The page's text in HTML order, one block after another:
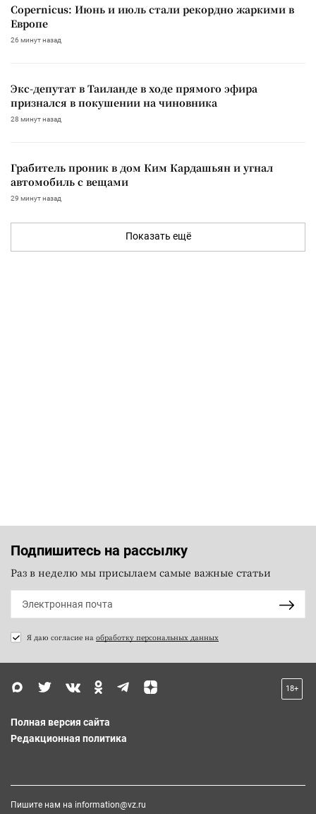
Copernicus: Июнь и июль стали рекордно жаркими в
Европе
26 минут назад
Экс-депутат в Таиланде в ходе прямого эфира
признался в покушении на чиновника
28 минут назад
Грабитель проник в дом Ким Кардашьян и угнал
автомобиль с вещами
29 минут назад
Показать ещё
Подпишитесь на рассылку
Раз в неделю мы присылаем самые важные статьи
Я даю согласие на обработку персональных данных
18+
Полная версия сайта
Редакционная политика
Пишите нам на information@vz.ru